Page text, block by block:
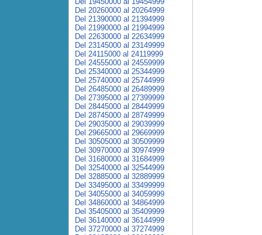
Del 20260000 al 20264999
Del 21390000 al 21394999
Del 21990000 al 21994999
Del 22630000 al 22634999
Del 23145000 al 23149999
Del 24115000 al 24119999
Del 24555000 al 24559999
Del 25340000 al 25344999
Del 25740000 al 25744999
Del 26485000 al 26489999
Del 27395000 al 27399999
Del 28445000 al 28449999
Del 28745000 al 28749999
Del 29035000 al 29039999
Del 29665000 al 29669999
Del 30505000 al 30509999
Del 30970000 al 30974999
Del 31680000 al 31684999
Del 32540000 al 32544999
Del 32885000 al 32889999
Del 33495000 al 33499999
Del 34055000 al 34059999
Del 34860000 al 34864999
Del 35405000 al 35409999
Del 36140000 al 36144999
Del 37270000 al 37274999